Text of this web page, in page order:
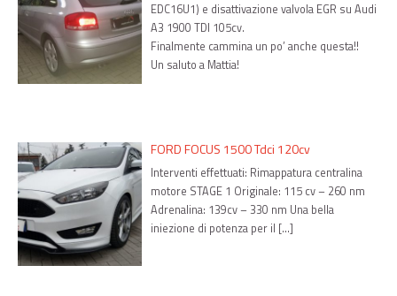
EDC16U1) e disattivazione valvola EGR su Audi
A3 1900 TDI 105cv.
Finalmente cammina un po’ anche questa!!
Un saluto a Mattia!
FORD FOCUS 1500 Tdci 120cv
Interventi effettuati: Rimappatura centralina
motore STAGE 1 Originale: 115 cv – 260 nm
Adrenalina: 139cv – 330 nm Una bella
iniezione di potenza per il […]